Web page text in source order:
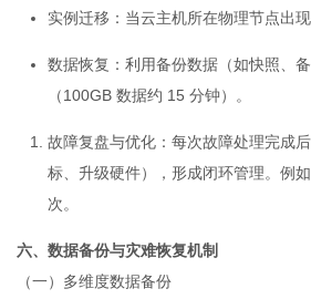
实例迁移：当云主机所在物理节点出
数据恢复：利用备份数据（如快照、
（100GB 数据约 15 分钟）。
故障复盘与优化 ：每次故障处理完成
标、升级硬件），形成闭环管理。例
次。
六、数据备份与灾难恢复机制
（一）多维度数据备份